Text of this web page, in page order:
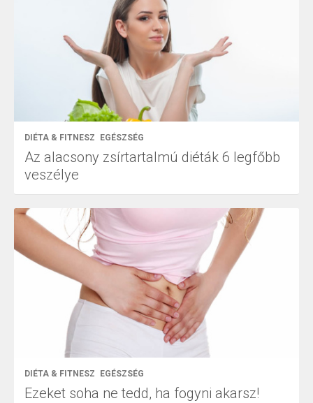
DIÉTA & FITNESZ EGÉSZSÉG
Az alacsony zsírtartalmú diéták 6 legfőbb
veszélye
DIÉTA & FITNESZ EGÉSZSÉG
Ezeket soha ne tedd, ha fogyni akarsz!